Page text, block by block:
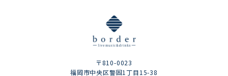
〒810-0023
福岡市中央区警固1丁目15-38